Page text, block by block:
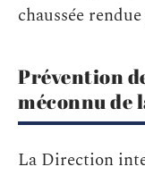
chaussée
Prévention
méconnu de
La Direction